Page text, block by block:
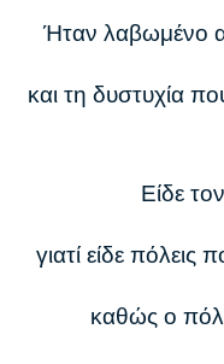
Ήταν λαβωμένο
και τη δυστυχία
Είδε
γιατί είδε πόλεις
καθώς ο